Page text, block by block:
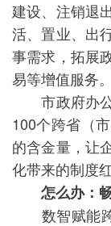
建设、注销退
活、置业、出
事需求，拓展
易等增值服务。
市政府办公
100个跨省（
的含金量，让
化带来的制度红
怎么办：
数智赋能跨